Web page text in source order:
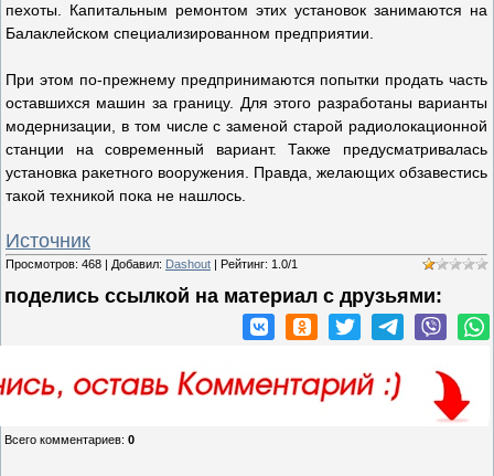
пехоты. Капитальным ремонтом этих установок занимаются на
Балаклейском специализированном предприятии.
При этом по-прежнему предпринимаются попытки продать часть
оставшихся машин за границу. Для этого разработаны варианты
модернизации, в том числе с заменой старой радиолокационной
станции на современный вариант. Также предусматривалась
установка ракетного вооружения. Правда, желающих обзавестись
такой техникой пока не нашлось.
Источник
Просмотров: 468 | Добавил: Dashout | Рейтинг: 1.0/1
поделись ссылкой на материал c друзьями:
Всего комментариев: 0